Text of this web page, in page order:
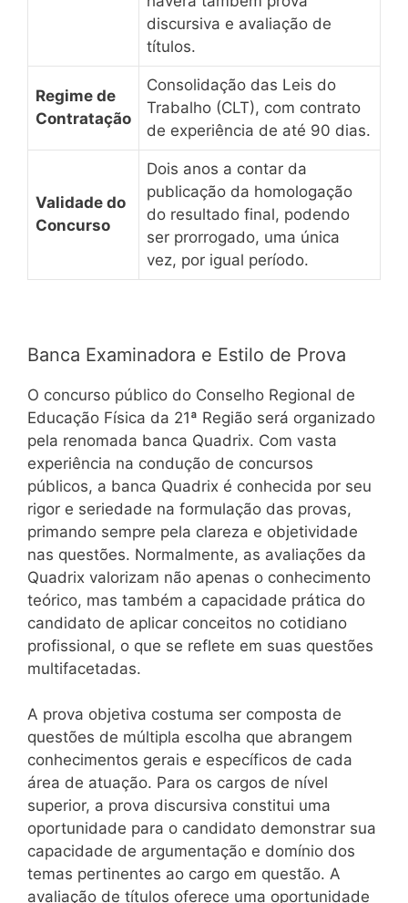
discursiva e avaliação de
títulos.
Regime de
Contratação
Consolidação das Leis do
Trabalho (CLT), com contrato
de experiência de até 90 dias.
Validade do
Concurso
Dois anos a contar da
publicação da homologação
do resultado final, podendo
ser prorrogado, uma única
vez, por igual período.
Banca Examinadora e Estilo de Prova
O concurso público do Conselho Regional de
Educação Física da 21ª Região será organizado
pela renomada banca Quadrix. Com vasta
experiência na condução de concursos
públicos, a banca Quadrix é conhecida por seu
rigor e seriedade na formulação das provas,
primando sempre pela clareza e objetividade
nas questões. Normalmente, as avaliações da
Quadrix valorizam não apenas o conhecimento
teórico, mas também a capacidade prática do
candidato de aplicar conceitos no cotidiano
profissional, o que se reflete em suas questões
multifacetadas.
A prova objetiva costuma ser composta de
questões de múltipla escolha que abrangem
conhecimentos gerais e específicos de cada
área de atuação. Para os cargos de nível
superior, a prova discursiva constitui uma
oportunidade para o candidato demonstrar sua
capacidade de argumentação e domínio dos
temas pertinentes ao cargo em questão. A
avaliação de títulos oferece uma oportunidade